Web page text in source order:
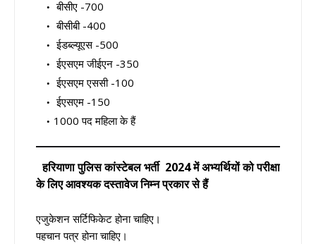
बीसीए -700
बीसीबी -400
ईडब्ल्यूएस -500
ईएसएम जीईएन -350
ईएसएम एससी -100
ईएसएम -150
1000 पद महिला के हैं
हरियाणा पुलिस कांस्टेबल भर्ती 2024 में अभ्यर्थियों को परीक्षा
के लिए आवश्यक दस्तावेज निम्न प्रकार से हैं
एजुकेशन सर्टिफिकेट होना चाहिए।
पहचान पत्र होना चाहिए।